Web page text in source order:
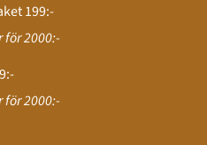
199:-
2000:-
2000:-